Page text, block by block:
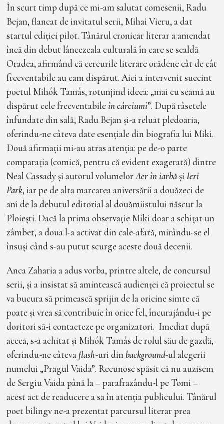
În scurt timp după ce mi-am salutat comesenii, Radu
Bejan, flancat de invitatul serii, Mihai Vieru, a dat
startul ediției pilot. Tânărul cronicar literar a amendat
încă din debut lâncezeala culturală în care se scaldă
Oradea, afirmând că cercurile literare orădene cât de cât
frecventabile au cam dispărut. Aici a intervenit succint
poetul Mihók Tamás, rotunjind ideea: „mai cu seamă au
dispărut cele frecventabileîn cârciumi”. După râsetele
înfundate din sală, Radu Bejan și-a reluat pledoaria,
oferindu-ne câteva date esențiale din biografia lui Miki.
Două afirmații mi-au atras atenția: pe de-o parte
comparația (comică, pentru că evident exagerată) dintre
Neal Cassady și autorul volumelorAer în iarbă șiIeri
Park, iar pe de alta marcarea aniversării a douăzeci de
ani de la debutul editorial al douămiistului născut la
Ploiești. Dacă la prima observație Miki doar a schițat un
zâmbet, a doua l-a activat din cale-afară, mirându-se el
însuși când s-au putut scurge aceste două decenii.
Anca Zaharia a adus vorba, printre altele, de concursul
serii, și a insistat să amintească audienței că proiectul se
va bucura să primească sprijin de la oricine simte că
poate și vrea să contribuie în orice fel, încurajându-i pe
doritori să-i contacteze pe organizatori. Imediat după
aceea, s-a achitat și Mihók Tamás de rolul său de gazdă,
oferindu-ne câteva flash-uri din background-ul alegerii
numelui „Pragul Vaida”. Recunosc spăsit că nu auzisem
de Sergiu Vaida până la – parafrazându-l pe Tomi –
acest act de readucere a sa în atenția publicului. Tânărul
poet bilingv ne-a prezentat parcursul literar prea